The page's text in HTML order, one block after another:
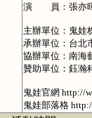
演 員：張亦
主辦單位：鬼娃
承辦單位：台北
協辦單位：南海
贊助單位：鈺瀚
鬼娃官網 http://
鬼娃部落格